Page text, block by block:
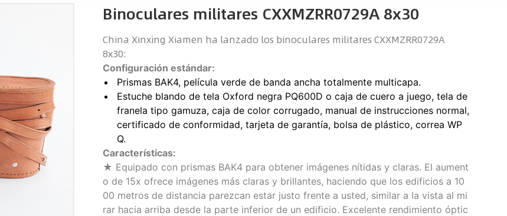
Binoculares militares CXXMZRR0729A 8x30
China Xinxing Xiamen ha lanzado los binoculares militares CXXMZRR0729A
8x30:
Configuración estándar:
Prismas BAK4, película verde de banda ancha totalmente multicapa.
Estuche blando de tela Oxford negra PQ600D o caja de cuero a juego, tela de
franela tipo gamuza, caja de color corrugado, manual de instrucciones normal,
certificado de conformidad, tarjeta de garantía, bolsa de plástico, correa WP
Q.
Características:
★ Equipado con prismas BAK4 para obtener imágenes nítidas y claras. El aument
o de 15x ofrece imágenes más claras y brillantes, haciendo que los edificios a 10
00 metros de distancia parezcan estar justo frente a usted, similar a la vista al mi
rar hacia arriba desde la parte inferior de un edificio. Excelente rendimiento óptic